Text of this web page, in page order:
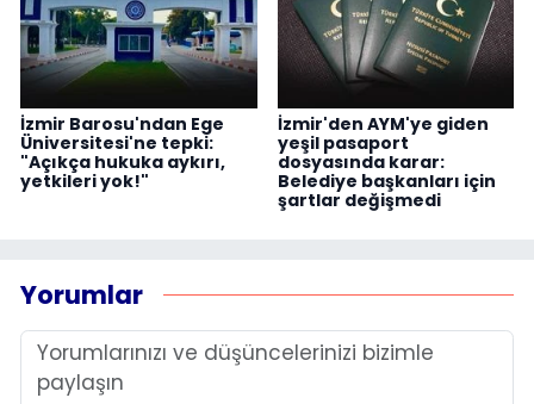
İzmir Barosu'ndan Ege
Üniversitesi'ne tepki:
"Açıkça hukuka aykırı,
yetkileri yok!"
İzmir'den AYM'ye giden
yeşil pasaport
dosyasında karar:
Belediye başkanları için
şartlar değişmedi
Yorumlar